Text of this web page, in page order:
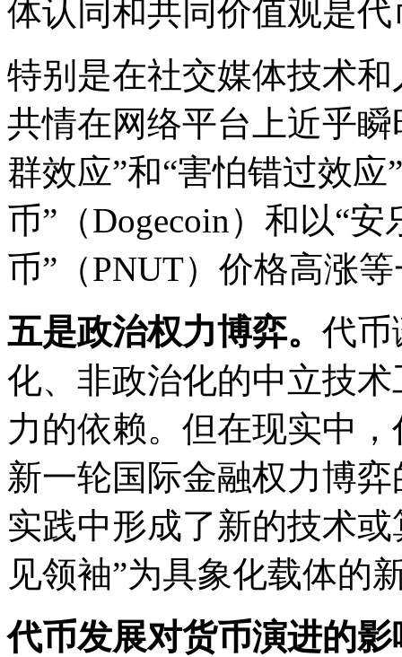
体认同和共同价值观是
特别是在社交媒体技术
共情在网络平台上近乎
群效应”和“害怕错过效应
币”（Dogecoin）和以“
币”（PNUT）价格高涨
五是政治权力博弈。 代币
化、非政治化的中立技
力的依赖。但在现实中
新一轮国际金融权力博
实践中形成了新的技术
见领袖”为具象化载体的
代币发展对货币演进的影